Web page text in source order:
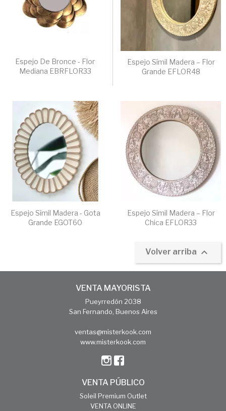
Espejo De Bronce - Flor
Mediana EBRFLOR33
Espejo Símil Madera – Flor
Grande EFLOR48
Espejo Símil Madera - Gota
Grande EGOT60
Espejo Símil Madera – Flor
Chica EFLOR33
Volver arriba 
VENTA MAYORISTA
Pueyrredón 2038
San Fernando, Buenos Aires
ventas@misterkook.com
www.misterkook.com
VENTA PÚBLICO
Soleil Premium Outlet
VENTA ONLINE